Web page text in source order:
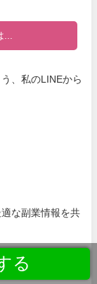
、私のLINEから
な副業情報を共
騙されることな
る